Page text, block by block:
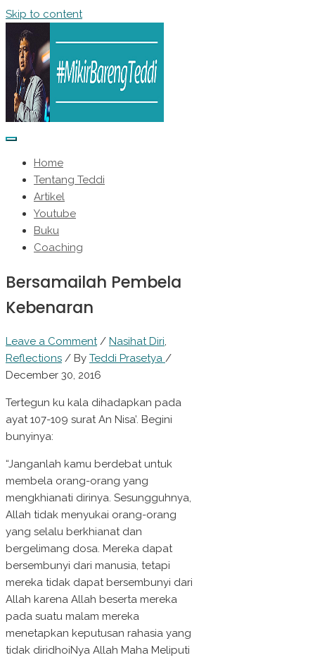
Skip to content
Home
Tentang Teddi
Artikel
Youtube
Buku
Coaching
Bersamailah Pembela
Kebenaran
Leave a Comment / Nasihat Diri,
Reflections / By Teddi Prasetya /
December 30, 2016
Tertegun ku kala dihadapkan pada
ayat 107-109 surat An Nisa’. Begini
bunyinya:
“Janganlah kamu berdebat untuk
membela orang-orang yang
mengkhianati dirinya. Sesungguhnya,
Allah tidak menyukai orang-orang
yang selalu berkhianat dan
bergelimang dosa. Mereka dapat
bersembunyi dari manusia, tetapi
mereka tidak dapat bersembunyi dari
Allah karena Allah beserta mereka
pada suatu malam mereka
menetapkan keputusan rahasia yang
tidak diridhoiNya Allah Maha Meliputi